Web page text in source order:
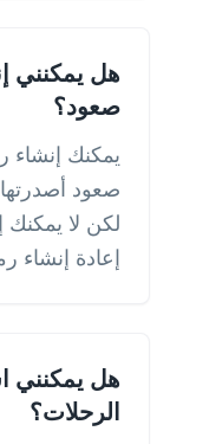
صعود؟
صعود
لكن لا يمكنك
إعادة إنشاء
هل يمكنني
الرحلات؟